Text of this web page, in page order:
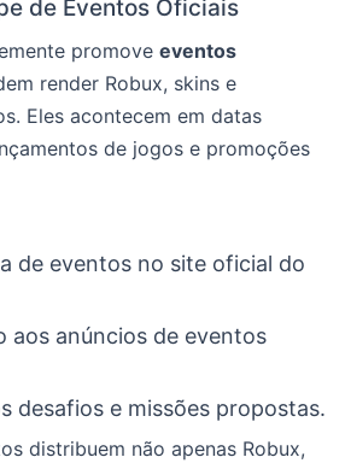
de Eventos Oficiais
promove eventos
render Robux, skins e
Eles acontecem em datas
de jogos e promoções
de eventos no site oficial do
aos anúncios de eventos
desafios e missões propostas.
distribuem não apenas Robux,